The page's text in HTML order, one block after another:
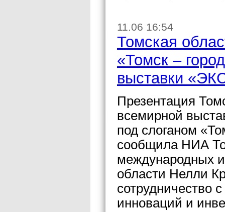
11.06 16:54
Томская
«Томск –
выставки
Презентация
всемирной
под слоганом
сообщила НИА
международных
области Нелли
сотрудничество
инноваций и